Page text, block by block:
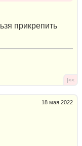
прикрепить
|<<
18 мая 2022